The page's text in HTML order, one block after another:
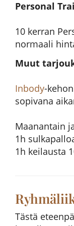
Personal
10 kerran
normaali
Muut
Inbody-
sopivana
Maanantain
1h
1h keilausta
Tästä